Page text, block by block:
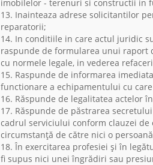
imobilelor - terenuri si constructii in
13. Inainteaza adrese solicitantilor
reparatorii;
14. In conditiile in care actul juridic
raspunde de formularea unui raport
cu normele legale, in vederea
15. Raspunde de informarea
functionare a echipamentului cu
16. Răspunde de legalitatea actelor
17. Răspunde de păstrarea
cadrul serviciului conform clauzei
circumstanţă de către nici o
18. În exercitarea profesiei şi în
fi supus nici unei îngrădiri sau